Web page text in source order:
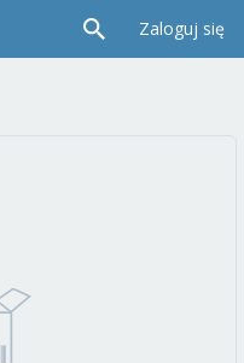
Zaloguj się